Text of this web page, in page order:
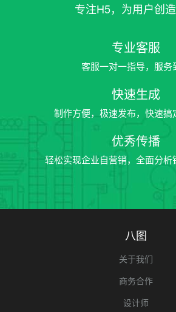
专注H5，为用户创
专业客服
客服一对一指导，服务
快速生成
制作方便，极速发布，快速搞
优秀传播
轻松实现企业自营销，全面分析
八图
关于我们
商务合作
设计师